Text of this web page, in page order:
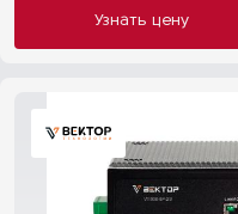
Узнать цену